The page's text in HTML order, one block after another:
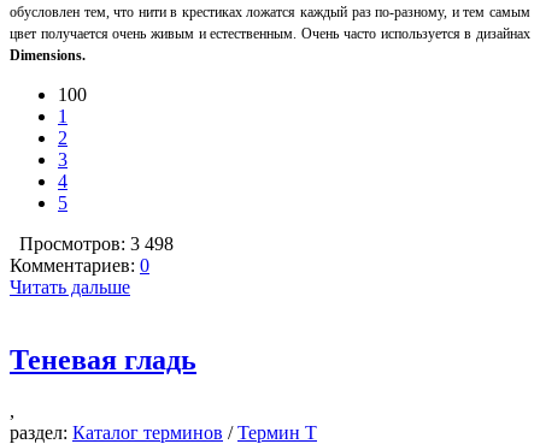
обусловлен тем, что нити в крестиках ложатся каждый раз по-разному, и тем самым
цвет получается очень живым и естественным. Очень часто используется в дизайнах
Dimensions.
100
1
2
3
4
5
Просмотров: 3 498
Комментариев: 0
Читать дальше
Теневая гладь
,
раздел: Каталог терминов /Термин Т